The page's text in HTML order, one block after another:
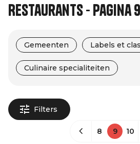
Restaurants - Pagina 9
Gemeenten Labels et
Culinaire specialiteiten
Filters
8 9 10